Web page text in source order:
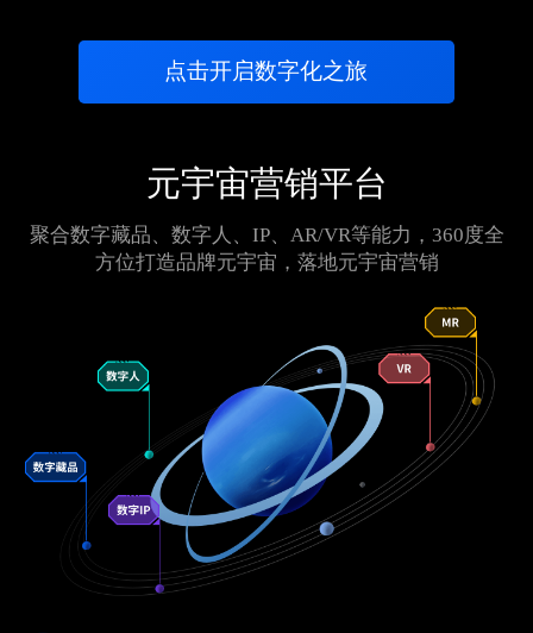
点击开启数字化之旅
元宇宙营销平台
聚合数字藏品、数字人、IP、AR/VR等能力，360度全
方位打造品牌元宇宙，落地元宇宙营销